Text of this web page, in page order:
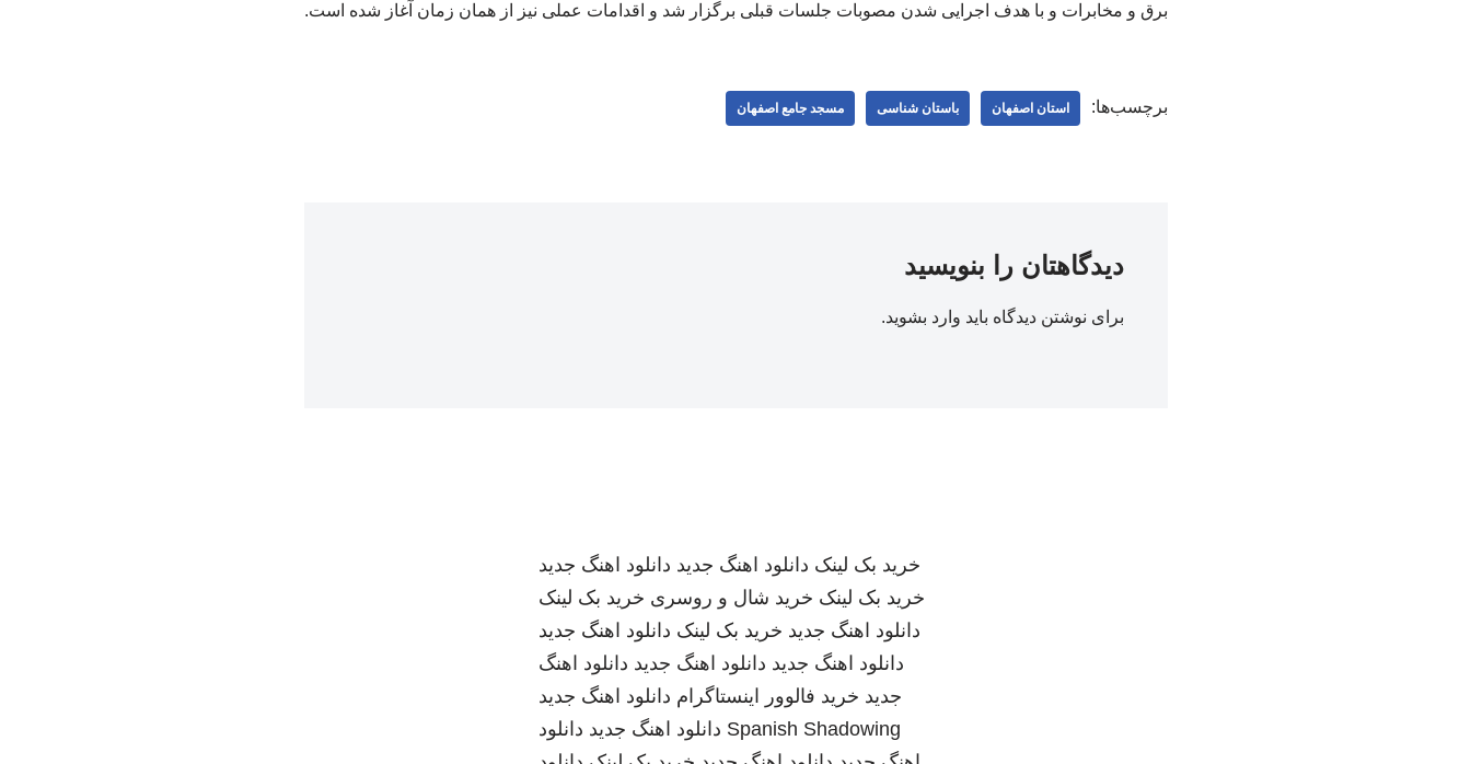
برق و مخابرات و با هدف اجرایی شدن مصوبات جلسات قبلی برگزار شد و اقدامات عملی نیز از همان زمان آغاز شده است.
برچسب‌ها: استان اصفهان باستان شناسی مسجد جامع اصفهان
دیدگاهتان را بنویسید
برای نوشتن دیدگاه باید وارد بشوید.
خرید بک لینک دانلود اهنگ جدید دانلود اهنگ جدید
خرید بک لینک خرید شال و روسری خرید بک لینک
دانلود اهنگ جدید خرید بک لینک دانلود اهنگ جدید
دانلود اهنگ جدید دانلود اهنگ جدید دانلود اهنگ
جدید خرید فالوور اینستاگرام دانلود اهنگ جدید
Spanish Shadowing دانلود اهنگ جدید دانلود